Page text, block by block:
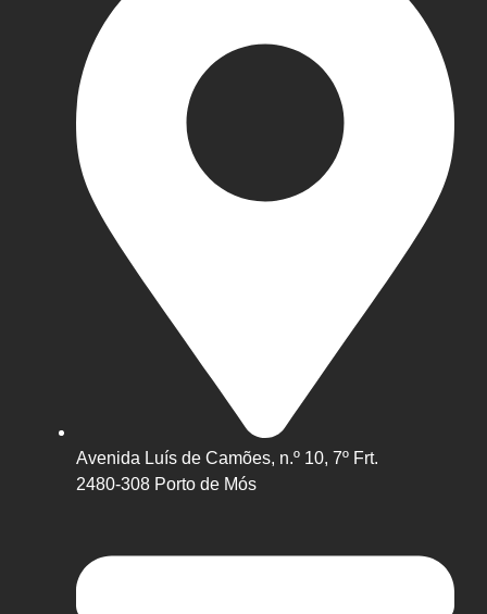
Avenida Luís de Camões, n.º 10, 7º Frt.
2480-308 Porto de Mós